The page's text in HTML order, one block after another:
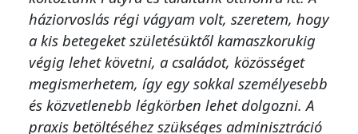
háziorvoslás régi vágyam volt, szeretem, hogy
a kis betegeket születésüktől kamaszkorukig
végig lehet követni, a családot, közösséget
megismerhetem, így egy sokkal személyesebb
és közvetlenebb légkörben lehet dolgozni. A
praxis betöltéséhez szükséges adminisztráció